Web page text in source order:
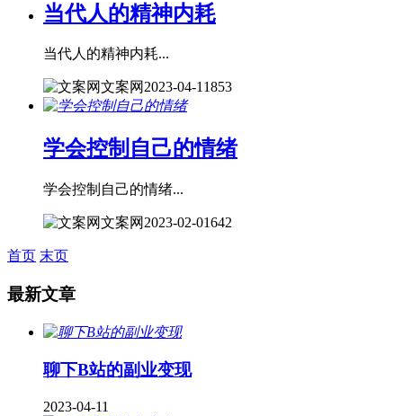
当代人的精神内耗
当代人的精神内耗...
文案网2023-04-11853
学会控制自己的情绪
学会控制自己的情绪...
文案网 2023-02-01642
首页 末页
最新文章
聊下B站的副业变现
2023-04-11